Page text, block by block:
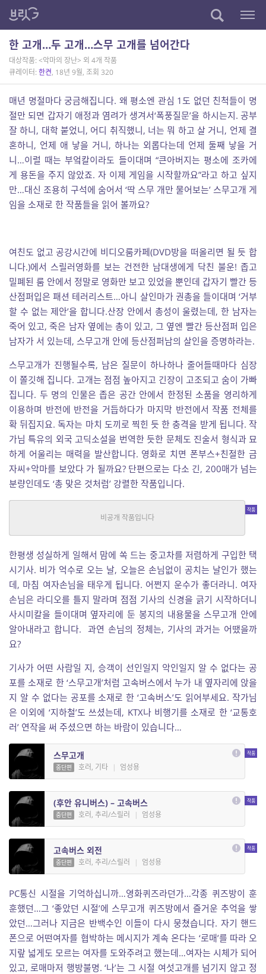
한 고개…두 고개…스무 고개를 넘어간다
대상작품: <악마의 장난> 외 4개 작품
큐레이터: 한켠, 18년 9월, 조회 320
매년 명절마다 궁금해집니다. 왜 평소엔 관심 1도 없던 친척들이 명
절만 되면 갑자기 애정과 염려가 생겨서‘폭풍질문’을 하시는지.공부
잘 하니, 대학 붙었니, 어디 취직했니, 너는 뭐 하고 살 거니, 언제 결
혼하니, 언제 애 낳을 거니, 하나는 외롭다는데 언제 둘째 낳을 거
니…이럴 때는 부엌칼이라도 들이대며 “큰아버지는 평소에 조카에
게 용돈을 주지 않았죠. 자 이제 게임을 시작할까요”라고 하고 싶지
만…대신 조용히 구석에 숨어서 ‘딱 스무 개만 물어보는’ 스무고개 게
임을 소재로 한 작품들을 읽어 볼까요?
여친도 없고 공강시간에 비디오룸카페(DVD방을 떠올리면 될 듯 합
니다.)에서 스릴러영화를 보는 건전한 남대생에게 닥친 불운! 좁고
밀폐된 룸 안에서 정말로 영화만 보고 있었을 뿐인데 갑자기 빨간 등
산점퍼입은 패션 테러리스트…아니 살인마가 권총을 들이대며 ‘거부
할 수 없는 제안’을 합니다.산장 안에서 총성이 울렸는데, 한 남자는
죽어 있고, 죽은 남자 옆에는 총이 있고, 그 옆엔 빨간 등산점퍼 입은
남자가 서 있는데, 스무고개 안에 등산점퍼남의 살인을 증명하라는.
스무고개가 진행될수록, 남은 질문이 하나하나 줄어들때마다 심장
이 쫄깃해 집니다. 고개는 점점 높아지고 긴장이 고조되고 숨이 가빠
집니다. 두 명의 인물은 좁은 공간 안에서 한정된 소품을 영리하게
이용하며 반전에 반전을 거듭하다가 마지막 반전에서 작품 전체를
확 뒤집지요. 독자는 마치 도끼로 찍힌 듯 한 충격을 받게 됩니다. 작
가님 특유의 외국 고딕소설을 번역한 듯한 문체도 진술서 형식과 묘
하게 어울리는 매력을 발산합니다. 영화로 치면 폰부스+친절한 금
자씨+악마를 보았다 가 될까요? 단편으로는 다소 긴, 200매가 넘는
분량인데도 ‘총 맞은 것처럼’ 강렬한 작품입니다.
호러, 추리/스릴러 | 박부용
한평생 성실하게 일해서 맘에 쏙 드는 중고차를 저렴하게 구입한 택
시기사. 비가 억수로 오는 날, 오늘은 손님없이 공치는 날인가 했는
데, 마침 여자손님을 태우게 됩니다. 어쩐지 운수가 좋더라니. 여자
손님은 라디오를 틀지 말라며 점점 기사의 신경을 긁기 시작하더니
사시미칼을 들이대며 옆자리에 둔 봉지의 내용물을 스무고개 안에
알아내라고 합니다. 과연 손님의 정체는, 기사의 과거는 어땠을까
요?
기사가 어떤 사람일 지, 승객이 선인일지 악인일지 알 수 없다는 공
포를 소재로 한 ‘스무고개’처럼 고속버스에서 누가 내 옆자리에 앉을
지 알 수 없다는 공포를 소재로 한 ‘고속버스’도 읽어부세요. 작가님
은 이외에 ‘지하철’도 쓰셨는데, KTX나 비행기를 소재로 한 ‘교통호
러’ 연작을 써 주셨으면 하는 바람이 있습니다…
스무고개
중단편 호러, 기타 | 엄성용
(후안 유니버스) – 고속버스
중단편 호러, 추리/스릴러 | 엄성용
고속버스 외전
중단편 호러, 추리/스릴러 | 엄성용
PC통신 시절을 기억하십니까…영화퀴즈라던가…각종 퀴즈방이 훈
훈했던…그 ‘좋았던 시절’에 스무고개 퀴즈방에서 즐거운 추억을 쌓
았던…그러나 지금은 반백수인 이들이 다시 뭉쳤습니다. 자기 핸드
폰으로 어떤여자를 협박하는 메시지가 계속 온다는 ‘로매’를 따라 오
지랖 넓게도 모르는 여자를 도와주려고 했는데…여자는 시체가 되어
있고, 로매마저 행방불명. ‘나’는 그 시절 여섯고개를 넘기지 않고 정